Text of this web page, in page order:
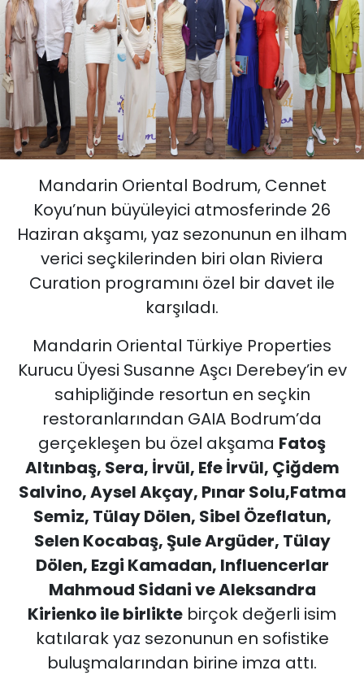
Mandarin Oriental Bodrum, Cennet
Koyu’nun büyüleyici atmosferinde 26
Haziran akşamı, yaz sezonunun en ilham
verici seçkilerinden biri olan Riviera
Curation programını özel bir davet ile
karşıladı.
Mandarin Oriental Türkiye Properties
Kurucu Üyesi Susanne Aşcı Derebey’in ev
sahipliğinde resortun en seçkin
restoranlarından GAIA Bodrum’da
gerçekleşen bu özel akşama Fatoş
Altınbaş, Sera, İrvül, Efe İrvül, Çiğdem
Salvino, Aysel Akçay, Pınar Solu,Fatma
Semiz, Tülay Dölen, Sibel Özeflatun,
Selen Kocabaş, Şule Argüder, Tülay
Dölen, Ezgi Kamadan, Influencerlar
Mahmoud Sidani ve Aleksandra
Kirienko ile birlikte birçok değerli isim
katılarak yaz sezonunun en sofistike
buluşmalarından birine imza attı.